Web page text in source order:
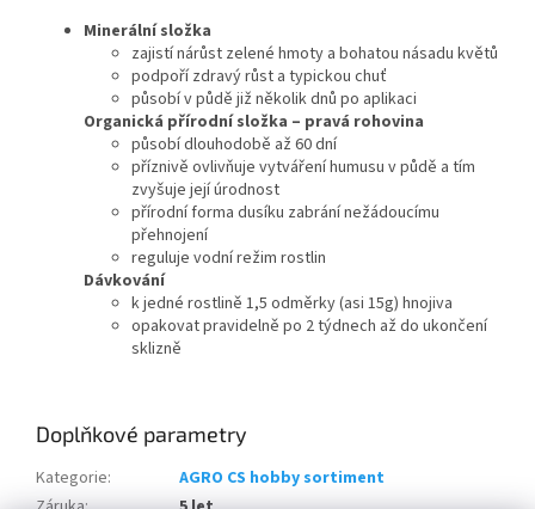
Minerální složka
zajistí nárůst zelené hmoty a bohatou násadu květů
podpoří zdravý růst a typickou chuť
působí v půdě již několik dnů po aplikaci
Organická přírodní složka – pravá rohovina
působí dlouhodobě až 60 dní
příznivě ovlivňuje vytváření humusu v půdě a tím
zvyšuje její úrodnost
přírodní forma dusíku zabrání nežádoucímu
přehnojení
reguluje vodní režim rostlin
Dávkování
k jedné rostlině 1,5 odměrky (asi 15g) hnojiva
opakovat pravidelně po 2 týdnech až do ukončení
sklizně
Doplňkové parametry
Kategorie:
AGRO CS hobby sortiment